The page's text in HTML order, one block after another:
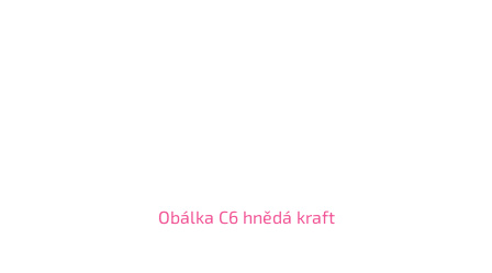
Obálka C6 hnědá kraft